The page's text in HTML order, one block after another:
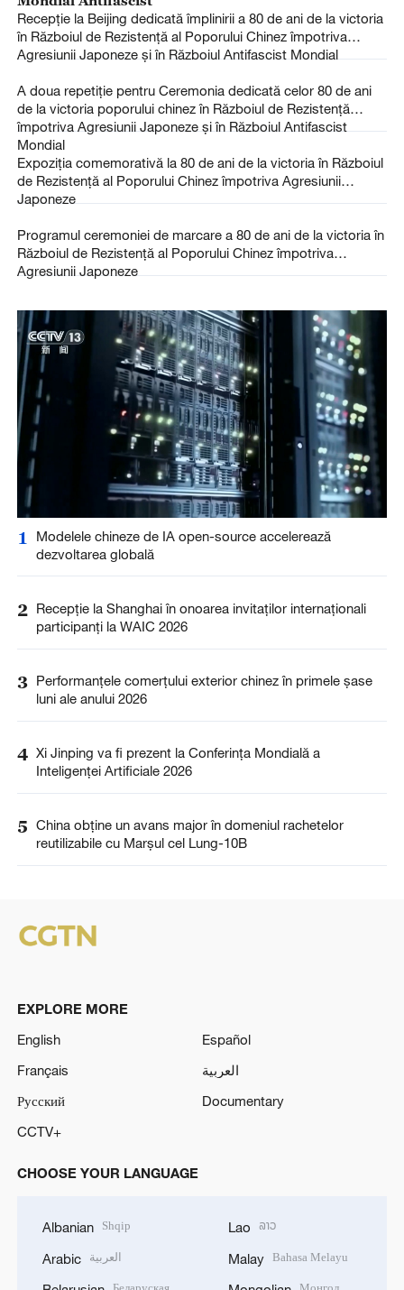
Recepție la Beijing dedicată împlinirii a 80 de ani de la victoria
în Războiul de Rezistență al Poporului Chinez împotriva
Agresiunii Japoneze și în Războiul Antifascist Mondial
A doua repetiție pentru Ceremonia dedicată celor 80 de ani
de la victoria poporului chinez în Războiul de Rezistență
împotriva Agresiunii Japoneze și în Războiul Antifascist
Mondial
Expoziția comemorativă la 80 de ani de la victoria în Războiul
de Rezistență al Poporului Chinez împotriva Agresiunii
Japoneze
Programul ceremoniei de marcare a 80 de ani de la victoria în
Războiul de Rezistență al Poporului Chinez împotriva
Agresiunii Japoneze
1
Modelele chineze de IA open-source accelerează
dezvoltarea globală
2 Recepție la Shanghai în onoarea invitaților internaționali
participanți la WAIC 2026
3 Performanțele comerțului exterior chinez în primele șase
luni ale anului 2026
4 Xi Jinping va fi prezent la Conferința Mondială a
Inteligenței Artificiale 2026
5 China obține un avans major în domeniul rachetelor
reutilizabile cu Marșul cel Lung-10B
EXPLORE MORE
English
Español
Français
العربية
Русский
Documentary
CCTV+
CHOOSE YOUR LANGUAGE
Albanian Shqip
Arabic العربية
Lao ລາວ
Malay Bahasa Melayu